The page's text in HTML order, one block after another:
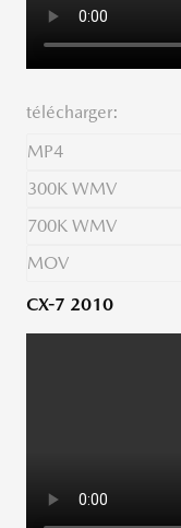
télécharger:
MP4
300K WMV
700K WMV
MOV
CX-7 2010